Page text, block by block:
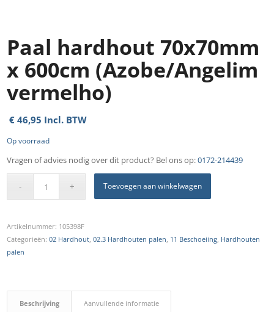
Paal hardhout 70x70mm
x 600cm (Azobe/Angelim
vermelho)
€ 46,95 Incl. BTW
Op voorraad
Vragen of advies nodig over dit product? Bel ons op:0172-214439
Toevoegen aan winkelwagen
Artikelnummer: 105398F
Categorieën:02 Hardhout,02.3 Hardhouten palen, 11 Beschoeiing, Hardhouten
palen
Beschrijving Aanvullende informatie